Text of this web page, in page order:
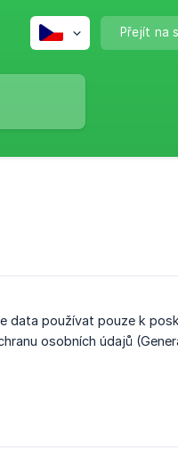
Přejít na
data používat pouze k
osobních údajů